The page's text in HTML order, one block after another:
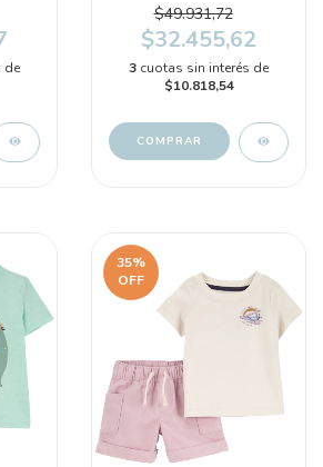
de
(1N052410)
$49.931,72
$32.455,62
3 cuotas sin interés de
$10.818,54
COMPRAR
35%
OFF